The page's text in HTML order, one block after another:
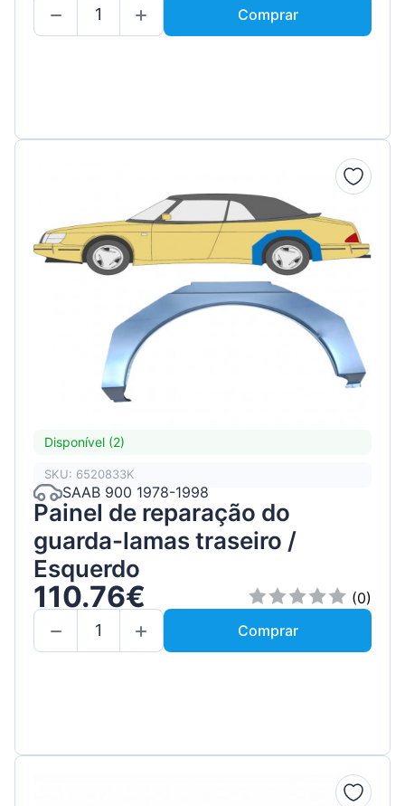
Comprar
Disponível (2)
SKU: 6520833K
SAAB 900 1978-1998
Painel de reparação do
guarda-lamas traseiro /
Esquerdo
110.76€
(0)
Comprar